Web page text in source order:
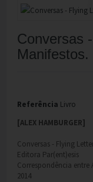
Conversas
Manifestos.
Referência Livro
[ALEX HAMBURGER]
Conversas - Flying
Editora Par(ent)esis
Correspondência entre
2014